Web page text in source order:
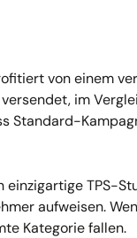
von einem
im
Standard-
einzigartige TPS-
aufweisen.
Kategorie fallen.